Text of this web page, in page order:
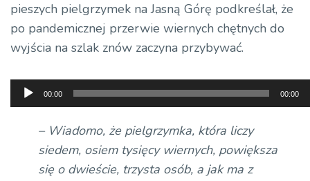
pieszych pielgrzymek na Jasną Górę podkreślał, że
po pandemicznej przerwie wiernych chętnych do
wyjścia na szlak znów zaczyna przybywać.
Odtwarzacz
plików
dźwiękowych
00:00 00:00
– Wiadomo, że pielgrzymka, która liczy
siedem, osiem tysięcy wiernych, powiększa
się o dwieście, trzysta osób, a jak ma z